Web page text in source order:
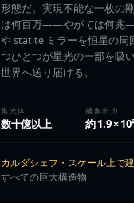
形態だ。実現不能な一枚の
は何百万——やがては何兆
や statite ミラーを恒星の周
つひとつが星光の一部を吸
世界へ送り届ける。
集光体
数十億以上
捕集出力
約 1.9 ×
カルダシェフ・スケール上で
すべての巨大構造物